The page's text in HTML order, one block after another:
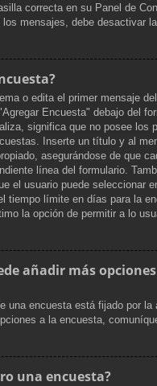
correcta en su Panel de
los mensajes, debe desactivar
o edita el primer mensaje
Encuesta" debajo del
significa que no posee los
Inserte un título y al
asegurándose de que
línea del formulario.
el usuario puede seleccionar
tiempo límite en días para la
la opción de permitir a lo
añadir más
una encuesta está fijado por la
a la encuesta,
una encuesta?